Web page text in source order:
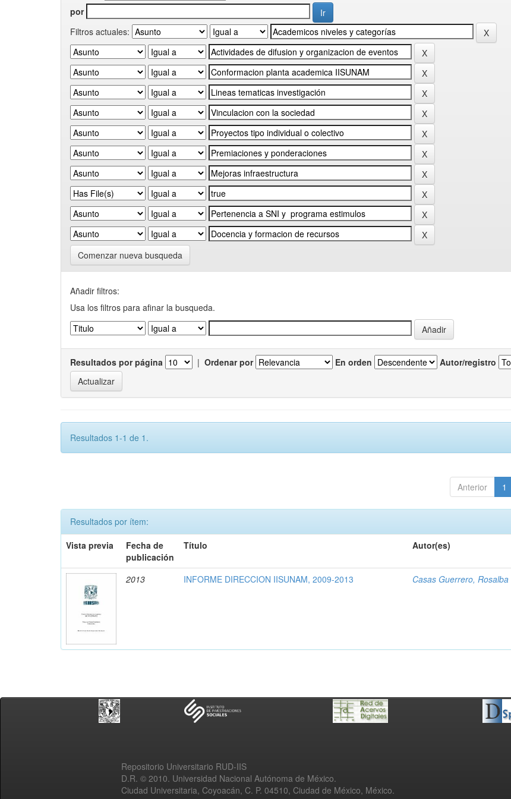
por
Filtros actuales:
Comenzar nueva busqueda
Añadir filtros:
Usa los filtros para afinar la busqueda.
Resultados por página | Ordenar por En orden Autor/registro
Resultados 1-1 de 1.
Anterior 1
Resultados por ítem:
Vista previa
Fecha de
publicación
Título Autor(es)
2013 INFORME DIRECCION IISUNAM, 2009-2013 Casas Guerrero, Rosalba
Repositorio Universitario RUD-IIS
D.R. © 2010. Universidad Nacional Autónoma de México.
Ciudad Universitaria, Coyoacán, C. P. 04510, Ciudad de México, México.